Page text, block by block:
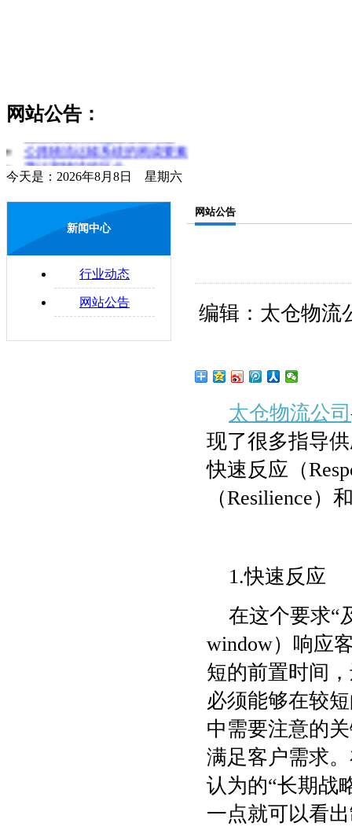
网站公告：
货物领取时应注意哪些问题
公路物流运输系统的构成要素
货运和物流的区分
物流管理制度是什么
易碎物品运输注意要点
物流与配送的区别
配送合理化
企业物流运输的法律问题
今天是：2026年8月8日 星期六
新闻中心
行业动态
网站公告
网站公告
编辑：太仓物
太仓物流公司
现了很多指导
快速反应（
（Resilience）
1.快速反应
在这个要求“
window）响应
短的前置时间
必须能够在较
中需要注意的
满足客户需求
认为的“长期战
一点就可以看